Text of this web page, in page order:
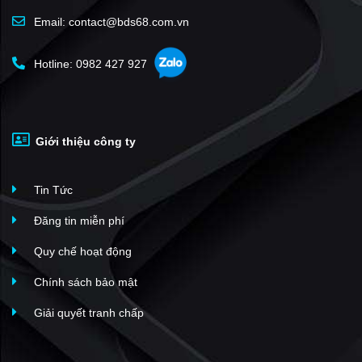
Masteri Thảo Điền
The Landmark 81
The Opera Residence
The Gold View
Kingston Residence
New City Thủ Thiêm
Saigon Pearl
Sunrise City
Sky Center
Victoria Village
Email: contact@bds68.com.vn
Hotline: 0982 427 927
Giới thiệu công ty
Tin Tức
Đăng tin miễn phí
Quy chế hoạt động
Chính sách bảo mật
Giải quyết tranh chấp